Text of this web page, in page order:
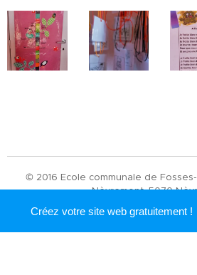
© 2016 Ecole communale de
Nèvremont, 5070
Optimisé par
Créez votre site web gratuitement !